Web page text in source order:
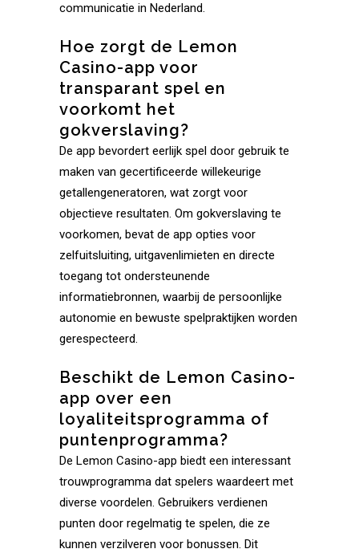
communicatie in Nederland.
Hoe zorgt de Lemon
Casino-app voor
transparant spel en
voorkomt het
gokverslaving?
De app bevordert eerlijk spel door gebruik te
maken van gecertificeerde willekeurige
getallengeneratoren, wat zorgt voor
objectieve resultaten. Om gokverslaving te
voorkomen, bevat de app opties voor
zelfuitsluiting, uitgavenlimieten en directe
toegang tot ondersteunende
informatiebronnen, waarbij de persoonlijke
autonomie en bewuste spelpraktijken worden
gerespecteerd.
Beschikt de Lemon Casino-
app over een
loyaliteitsprogramma of
puntenprogramma?
De Lemon Casino-app biedt een interessant
trouwprogramma dat spelers waardeert met
diverse voordelen. Gebruikers verdienen
punten door regelmatig te spelen, die ze
kunnen verzilveren voor bonussen. Dit